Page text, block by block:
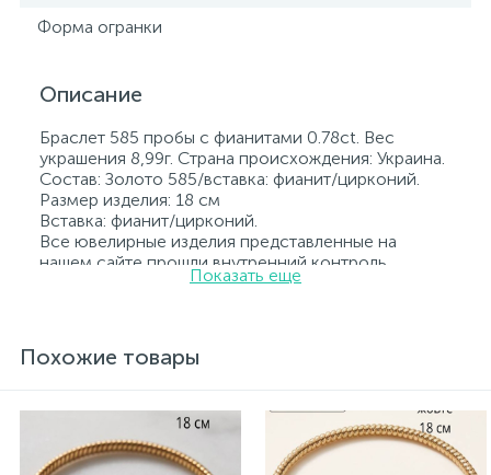
Форма огранки
Описание
Браслет 585 пробы с фианитами 0.78ct. Вес
украшения 8,99г. Страна происхождения: Украина.
Состав: Золото 585/вставка: фианит/цирконий.
Размер изделия: 18 см
Вставка: фианит/цирконий.
Все ювелирные изделия представленные на
нашем сайте прошли внутренний контроль
качества, а также контроль государственной
указанием всех параметров.*Цвета изделий на
реальных из-за особенностей цветопередачи
Показать еще
Похожие товары